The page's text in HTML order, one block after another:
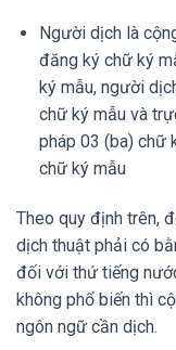
Người dịch là
đăng ký chữ ký
ký mẫu, người
chữ ký mẫu và
pháp 03 (ba) chữ
chữ ký mẫu
Theo quy định trên,
dịch thuật phải có
đối với thứ tiếng
không phổ biến thì
ngôn ngữ cần dịch.